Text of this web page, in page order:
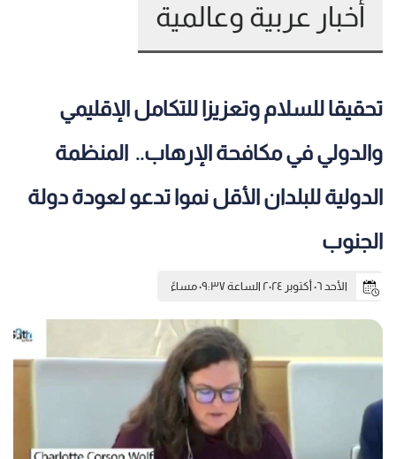
أخبار عربية وعالمية
تحقيقا للسلام وتعزيزا للتكامل الإقليمي
والدولي في مكافحة الإرهاب.. ‏ المنظمة
الدولية للبلدان الأقل نموا تدعو لعودة دولة
الجنوب
الأحد ٠٦ أكتوبر ٢٠٢٤ الساعة ٠٩:٣٧ مساءً